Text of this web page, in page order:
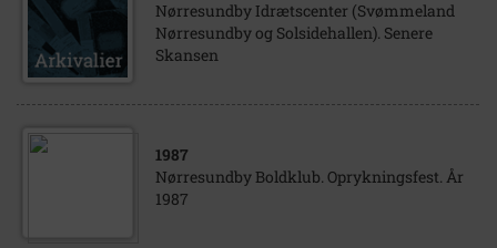
Nørresundby Idrætscenter (Svømmeland
Nørresundby og Solsidehallen). Senere
Skansen
1987
Nørresundby Boldklub. Oprykningsfest. År
1987